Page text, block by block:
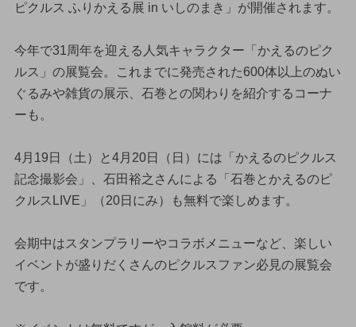
ピクルス ふりかえる展 in いしのまき」が開催されます。
今年で31周年を迎える人気キャラクター「かえるのピク
ルス」の展覧会。これまでに発売された600体以上のぬい
ぐるみや雑貨の展示、石巻との関わりを紹介するコーナ
ーも。
4月19日（土）と4月20日（日）には「かえるのピクルス
記念撮影会」、石田裕之さんによる「石巻とかえるのピ
クルスLIVE」（20日にみ）も無料で楽しめます。
会期中はスタンプラリーやコラボメニューなど、楽しい
イベントが盛りだくさんのピクルスファン必見の展覧会
です。